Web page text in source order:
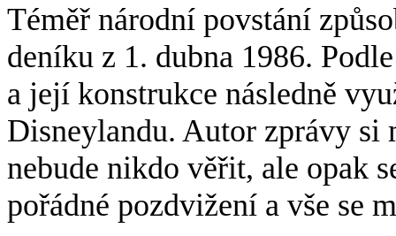
Téměř národní povstání
deníku z 1. dubna 1986.
a její konstrukce následně
Disneylandu. Autor zprávy si
nebude nikdo věřit, ale opak
pořádné pozdvižení a vše se